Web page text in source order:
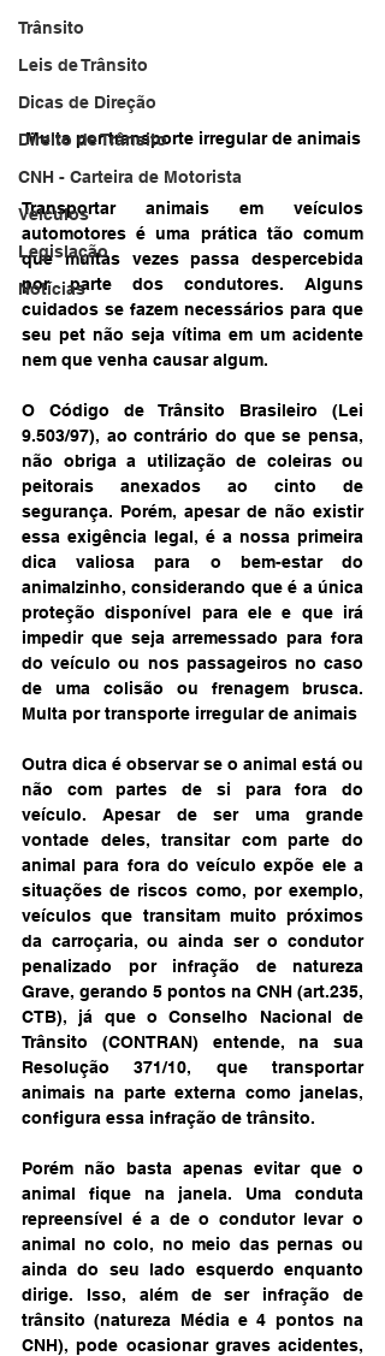
Trânsito
Leis de Trânsito
Dicas de Direção
Direito de Trânsito
CNH - Carteira de Motorista
Veículos
Legislação
Notícias
Multa por transporte irregular de animais
Transportar animais em veículos
automotores é uma prática tão comum
que muitas vezes passa despercebida
por parte dos condutores. Alguns
cuidados se fazem necessários para que
seu pet não seja vítima em um acidente
nem que venha causar algum.
O Código de Trânsito Brasileiro (Lei
9.503/97), ao contrário do que se pensa,
não obriga a utilização de coleiras ou
peitorais anexados ao cinto de
segurança. Porém, apesar de não existir
essa exigência legal, é a nossa primeira
dica valiosa para o bem-estar do
animalzinho, considerando que é a única
proteção disponível para ele e que irá
impedir que seja arremessado para fora
do veículo ou nos passageiros no caso
de uma colisão ou frenagem brusca.
Multa por transporte irregular de animais
Outra dica é observar se o animal está ou
não com partes de si para fora do
veículo. Apesar de ser uma grande
vontade deles, transitar com parte do
animal para fora do veículo expõe ele a
situações de riscos como, por exemplo,
veículos que transitam muito próximos
da carroçaria, ou ainda ser o condutor
penalizado por infração de natureza
Grave, gerando 5 pontos na CNH (art.235,
CTB), já que o Conselho Nacional de
Trânsito (CONTRAN) entende, na sua
Resolução 371/10, que transportar
animais na parte externa como janelas,
configura essa infração de trânsito.
Porém não basta apenas evitar que o
animal fique na janela. Uma conduta
repreensível é a de o condutor levar o
animal no colo, no meio das pernas ou
ainda do seu lado esquerdo enquanto
dirige. Isso, além de ser infração de
trânsito (natureza Média e 4 pontos na
CNH), pode ocasionar graves acidentes,